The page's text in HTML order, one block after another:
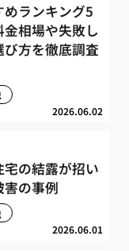
めランキング5
金相場や失敗し
び方を徹底調査
2026.06.02
宅の結露が招い
害の事例
2026.06.01